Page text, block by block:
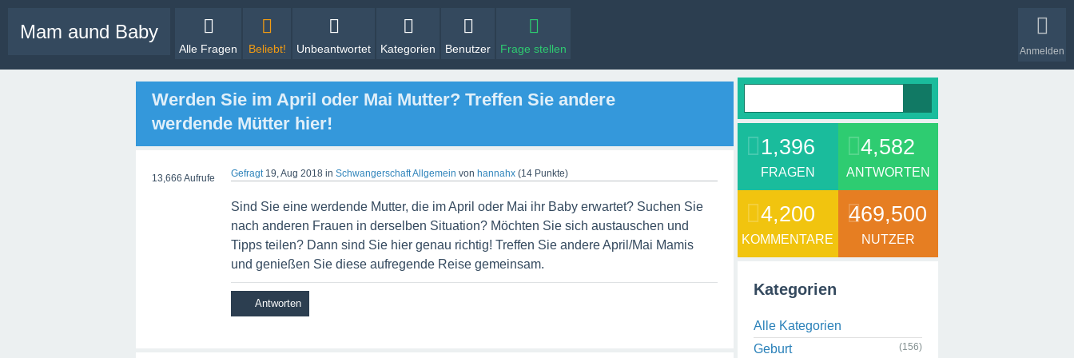
Anmelden
Mam aund Baby
Alle Fragen Beliebt! Unbeantwortet Kategorien Benutzer Frage stellen
Werden Sie im April oder Mai Mutter? Treffen Sie andere
werdende Mütter hier!
13,666 Aufrufe Gefragt 19, Aug 2018 in Schwangerschaft Allgemein von hannahx (14 Punkte)
Sind Sie eine werdende Mutter, die im April oder Mai ihr Baby erwartet? Suchen Sie
nach anderen Frauen in derselben Situation? Möchten Sie sich austauschen und
Tipps teilen? Dann sind Sie hier genau richtig! Treffen Sie andere April/Mai Mamis
und genießen Sie diese aufregende Reise gemeinsam.
1,396
FRAGEN
4,582
ANTWORTEN
4,200
KOMMENTARE
469,500
NUTZER
Kategorien
Alle Kategorien
Geburt
(156)